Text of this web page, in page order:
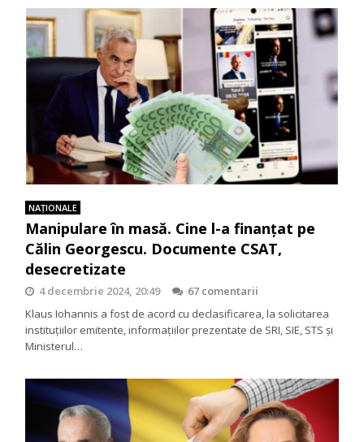
NAŢIONALE
Manipulare în masă. Cine l-a finanțat pe
Călin Georgescu. Documente CSAT,
desecretizate
4 decembrie 2024, 20:49
67 comentarii
Klaus Iohannis a fost de acord cu declasificarea, la solicitarea
instituțiilor emitente, informațiilor prezentate de SRI, SIE, STS și
Ministerul…